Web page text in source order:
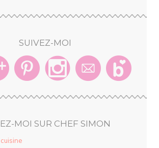
SUIVEZ-MOI
MOI SUR CHEF SIMON